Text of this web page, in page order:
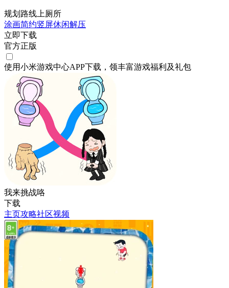
规划路线上厕所
涂画简约竖屏休闲解压
立即下载
官方正版
使用小米游戏中心APP下载 ，领丰富游戏福利 及礼包
我来挑战咯
下载
主页攻略社区视频